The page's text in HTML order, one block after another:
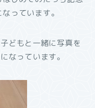
っています。
どもと一緒に写真を
なっています。